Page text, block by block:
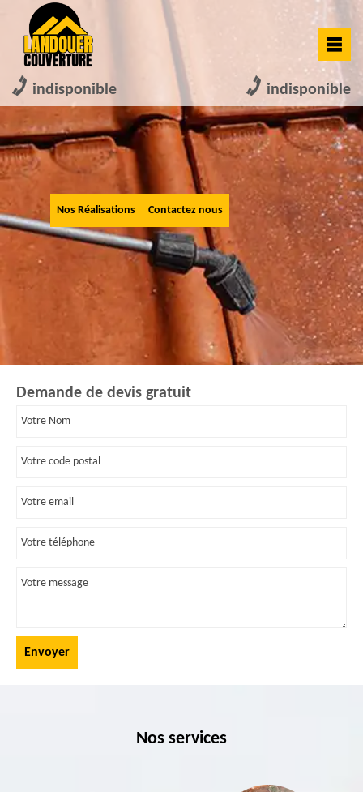
indisponible indisponible
Nos Réalisations Contactez nous
Demande de devis gratuit
Nos services